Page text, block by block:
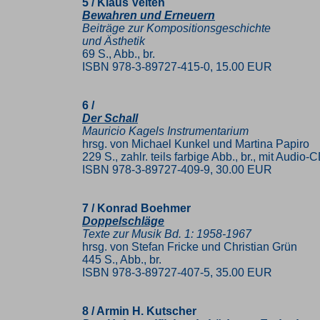
5 / Klaus Velten
Bewahren und Erneuern
Beiträge zur Kompositionsgeschichte
und Ästhetik
69 S., Abb., br.
ISBN 978-3-89727-415-0, 15.00 EUR
6 /
Der Schall
Mauricio Kagels Instrumentarium
hrsg. von Michael Kunkel und Martina Papiro
229 S., zahlr. teils farbige Abb., br., mit Audio-
ISBN 978-3-89727-409-9, 30.00 EUR
7 / Konrad Boehmer
Doppelschläge
Texte zur Musik Bd. 1: 1958-1967
hrsg. von Stefan Fricke und Christian Grün
445 S., Abb., br.
ISBN 978-3-89727-407-5, 35.00 EUR
8 / Armin H. Kutscher